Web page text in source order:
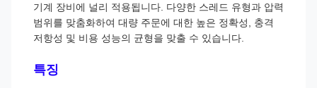
기계 장비에 널리 적용됩니다. 다양한 스레드 유형과 압력
범위를 맞춤화하여 대량 주문에 대한 높은 정확성, 충격
저항성 및 비용 성능의 균형을 맞출 수 있습니다.
특징